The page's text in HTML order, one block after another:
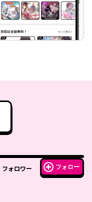
フォロワー フォロー